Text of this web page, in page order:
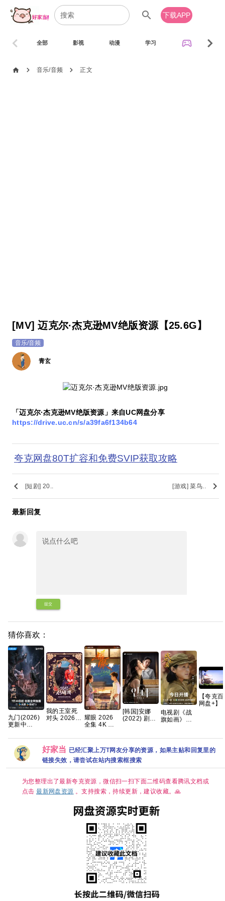
search 下载APP
全部 影视 动漫 学习 sports_esports
chevron_left chevron_right
home chevron_right 音乐/音频 chevron_right 正文
[MV] 迈克尔·杰克逊MV绝版资源【25.6G】
音乐/音频
青玄
「迈克尔·杰克逊MV绝版资源」来自UC网盘分享
https://drive.uc.cn/s/a39fa6f134b64
夸克网盘80T扩容和免费SVIP获取攻略
keyboard_arrow_left [短剧] 20.. [游戏] 菜鸟.. keyboard_arrow_right
最新回复
提交
猜你喜欢：
九门(2026)
更新中
国语中字网
盘资源][1GB
集]
我的王室死
对头 2026
情】 【林智
妍 / 许南
俊】【韩剧
中字】
耀眼 2026
全集 4K 关
锐
[韩国]安娜
(2022) 剧情
翰 / 朴艺荣
又名: 第二个
安娜 / 두 번
째 안나 /
Anna 夸克
电视剧《战
旗如画》百
免费资源下
载
【夸克
网盘+】
+两部番
传系列原
REMUX
好家当 已经汇聚上万T网友分享的资源，如果主贴和回复里的
链接失效，请尝试在站内搜索框搜索
为您整理出了最新夸克资源，微信扫一扫下面二维码查看腾讯文档或
点击最新网盘资源 。支持搜索，持续更新，建议收藏。🙏